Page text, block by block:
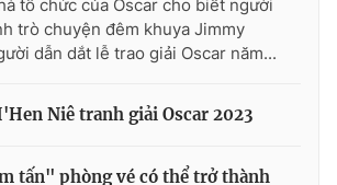
mọi hình thức nếu không có sự chấp
Ghi rõ nguồn VTV.vn khi phát hành lại
này.
tổ chức của Oscar cho biết người
trò chuyện đêm khuya Jimmy
dẫn dắt lễ trao giải Oscar năm...
Niê tranh giải Oscar 2023
tấn" phòng vé có thể trở thành